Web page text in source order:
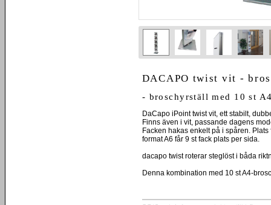
DACAPO twist vit -
- broschyrställ med 10 st
DaCapo iPoint twist vit, ett stabilt,
Finns även i vit, passande dagens
Facken hakas enkelt på i spåren.
format A6 får 9 st fack plats per sida.
dacapo twist roterar steglöst i båda
Denna kombination med 10 st A4-